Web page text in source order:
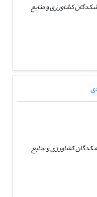
کشاورزی و منابع
کشاورزی و منابع